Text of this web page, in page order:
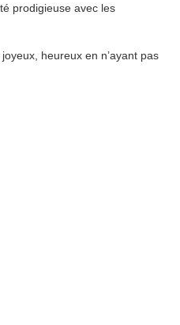
prodigieuse avec les
heureux en n’ayant pas